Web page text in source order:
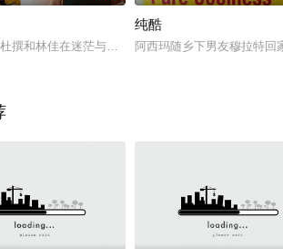
撰和林佳在迷茫与现实中寻找着出路，在传统和现
纯酷
阿西玛随乡下男友穆拉特回